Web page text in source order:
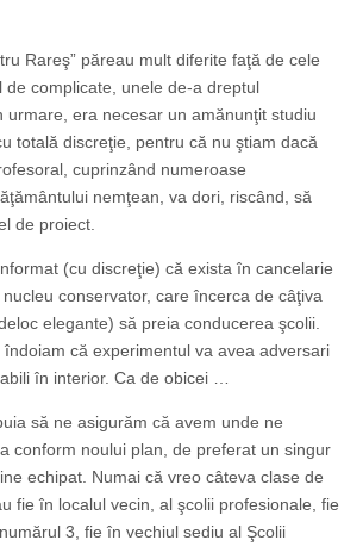
Rareş” păreau mult diferite faţă de cele
de complicate, unele de-a dreptul
urmare, era necesar un amănunţit studiu
totală discreţie, pentru că nu ştiam dacă
cuprinzând numeroase
nemţean, va dori, riscând, să
de proiect.
(cu discreţie) că exista în cancelarie
conservator, care încerca de câţiva
elegante) să preia conducerea şcolii.
că experimentul va avea adversari
în interior. Ca de obicei …
să ne asigurăm că avem unde ne
conform noului plan, de preferat un singur
echipat. Numai că vreo câteva clase de
fie în localul vecin, al şcolii profesionale, fie
3, fie în vechiul sediu al Şcolii